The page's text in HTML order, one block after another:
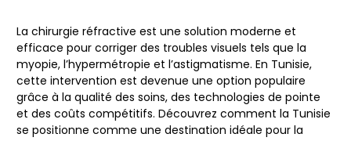
La chirurgie réfractive est une solution moderne et
efficace pour corriger des troubles visuels tels que la
myopie, l’hypermétropie et l’astigmatisme. En Tunisie,
cette intervention est devenue une option populaire
grâce à la qualité des soins, des technologies de pointe
et des coûts compétitifs. Découvrez comment la Tunisie
se positionne comme une destination idéale pour la